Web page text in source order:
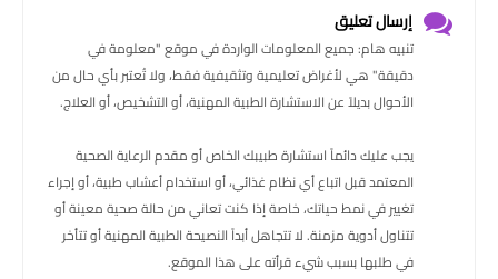
إرسال تعليق
تنبيه هام: جميع المعلومات الواردة في موقع "معلومة في
دقيقة" هي لأغراض تعليمية وتثقيفية فقط، ولا تُعتبر بأي حال من
الأحوال بديلاً عن الاستشارة الطبية المهنية، أو التشخيص، أو العلاج.
يجب عليك دائماً استشارة طبيبك الخاص أو مقدم الرعاية الصحية
المعتمد قبل اتباع أي نظام غذائي، أو استخدام أعشاب طبية، أو إجراء
تغيير في نمط حياتك، خاصة إذا كنت تعاني من حالة صحية معينة أو
تتناول أدوية مزمنة. لا تتجاهل أبداً النصيحة الطبية المهنية أو تتأخر
في طلبها بسبب شيء قرأته على هذا الموقع.